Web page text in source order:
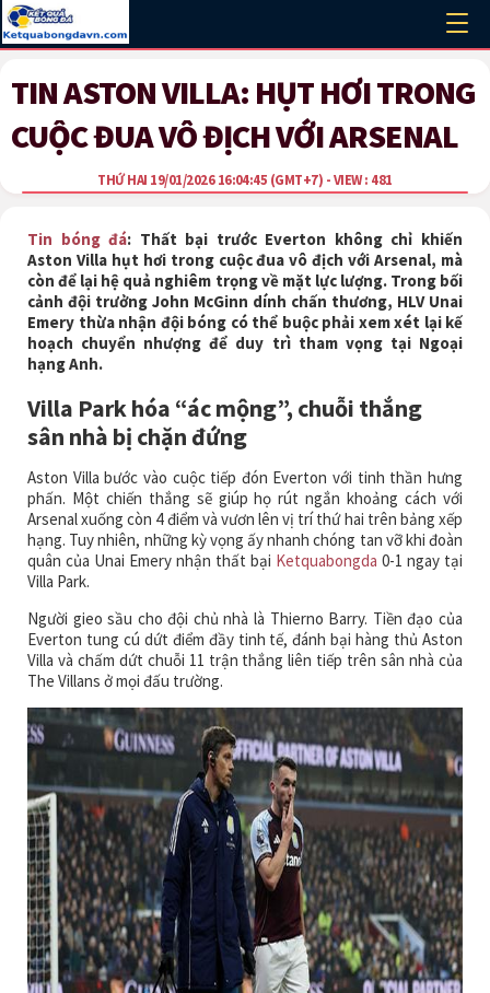
TIN ASTON VILLA: HỤT HƠI TRONG
CUỘC ĐUA VÔ ĐỊCH VỚI ARSENAL
THỨ HAI 19/01/2026 16:04:45 (GMT+7) - VIEW : 481
Tin bóng đá: Thất bại trước Everton không chỉ khiến
Aston Villa hụt hơi trong cuộc đua vô địch với Arsenal, mà
còn để lại hệ quả nghiêm trọng về mặt lực lượng. Trong bối
cảnh đội trưởng John McGinn dính chấn thương, HLV Unai
Emery thừa nhận đội bóng có thể buộc phải xem xét lại kế
hoạch chuyển nhượng để duy trì tham vọng tại Ngoại
hạng Anh.
Villa Park hóa “ác mộng”, chuỗi thắng
sân nhà bị chặn đứng
Aston Villa bước vào cuộc tiếp đón Everton với tinh thần hưng
phấn. Một chiến thắng sẽ giúp họ rút ngắn khoảng cách với
Arsenal xuống còn 4 điểm và vươn lên vị trí thứ hai trên bảng xếp
hạng. Tuy nhiên, những kỳ vọng ấy nhanh chóng tan vỡ khi đoàn
quân của Unai Emery nhận thất bại Ketquabongda 0-1 ngay tại
Villa Park.
Người gieo sầu cho đội chủ nhà là Thierno Barry. Tiền đạo của
Everton tung cú dứt điểm đầy tinh tế, đánh bại hàng thủ Aston
Villa và chấm dứt chuỗi 11 trận thắng liên tiếp trên sân nhà của
The Villans ở mọi đấu trường.